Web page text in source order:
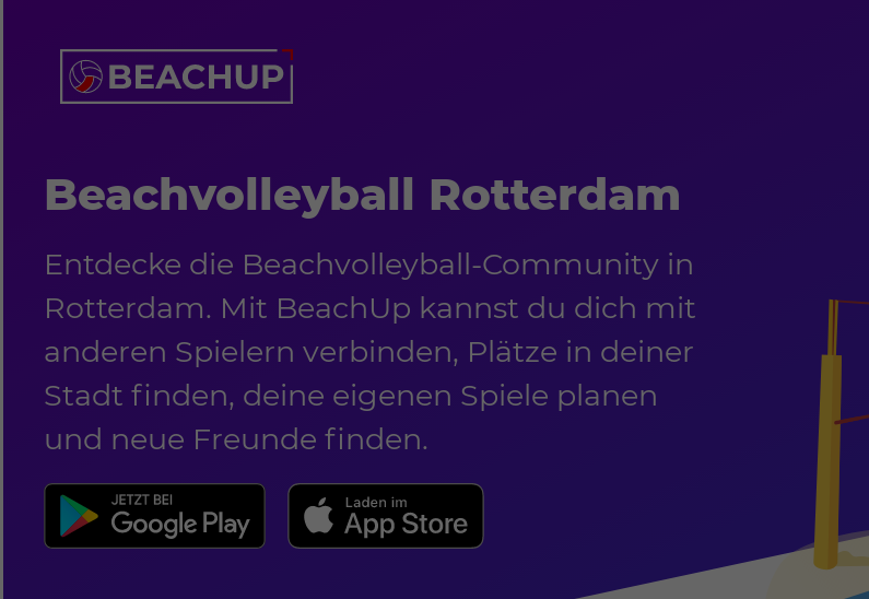
Beachvolleyball Rotterdam
Entdecke die Beachvolleyball-Community in
Rotterdam. Mit BeachUp kannst du dich mit
anderen Spielern verbinden, Plätze in deiner
Stadt finden, deine eigenen Spiele planen
und neue Freunde finden.